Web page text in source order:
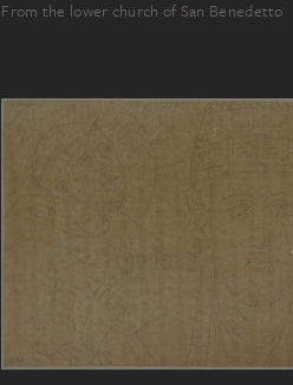
From the lower church of San Benedetto